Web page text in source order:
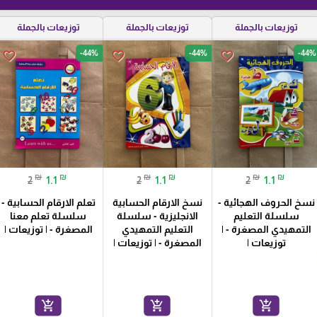
توزيعات بالجملة
favorite_border -44%
2 ₪ 1.1 ₪
نسخ الحروف الهجائية -
سلسلة التعليم
التمهيدي المصغرة - |
توزيعات |
add_shopping_cart
توزيعات بالجملة
favorite_border -44%
2 ₪ 1.1 ₪
نسخ الارقام الحسابية
الانجليزية - سلسلة
التعليم التمهيدي
المصغرة - | توزيعات |
add_shopping_cart
توزيعات بالجملة
favorite_border -44%
2 ₪ 1.1 ₪
تعلم الارقام الحسابية -
سلسلة تعلم معنا
المصغرة - | توزيعات |
add_shopping_cart